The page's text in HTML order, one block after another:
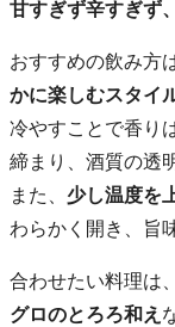
甘すぎず辛すぎず
おすすめの飲み方
かに楽しむスタイ
冷やすことで香り
締まり、酒質の透
また、 少し温度を
わらかく開き、旨
合わせたい料理は、
グロのとろろ和え